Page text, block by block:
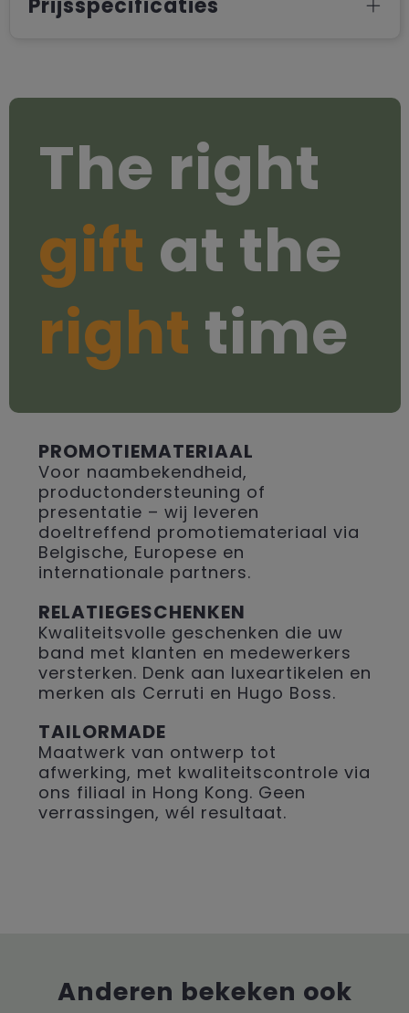
Prijsspecificaties
The right
gift at the
right time
PROMOTIEMATERIAAL
Voor naambekendheid,
productondersteuning of
presentatie – wij leveren
doeltreffend promotiemateriaal via
Belgische, Europese en
internationale partners.
RELATIEGESCHENKEN
Kwaliteitsvolle geschenken die uw
band met klanten en medewerkers
versterken. Denk aan luxeartikelen en
merken als Cerruti en Hugo Boss.
TAILORMADE
Maatwerk van ontwerp tot
afwerking, met kwaliteitscontrole via
ons filiaal in Hong Kong. Geen
verrassingen, wél resultaat.
Anderen bekeken ook